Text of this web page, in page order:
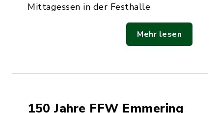
Mittagessen in der Festhalle
Mehr lesen
150 Jahre FFW Emmering